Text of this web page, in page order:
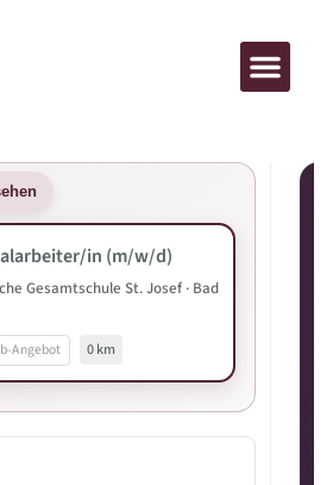
in (m/w/d)
Gesamtschule St. Josef · Bad
Angebot 0 km